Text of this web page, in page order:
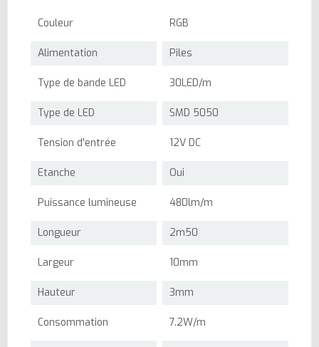
Couleur RGB
Alimentation Piles
Type de bande LED 30LED/m
Type de LED SMD 5050
Tension d'entrée 12V DC
Etanche Oui
Puissance lumineuse 480lm/m
Longueur 2m50
Largeur 10mm
Hauteur 3mm
Consommation 7.2W/m